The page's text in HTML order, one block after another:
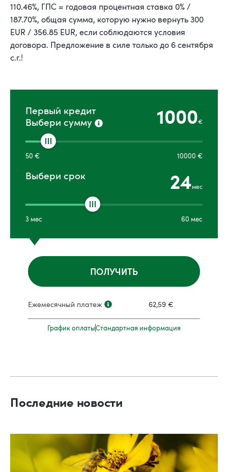
110.46%, ГПС = годовая процентная ставка 0% /
187.70%, общая сумма, которую нужно вернуть 300
EUR / 356.85 EUR, если соблюдаются условия
договора. Предложение в силе только до 6 сентября
с.г.!
Первый кредит
Выбери сумму
1000€
50 € 10000 €
Выбери срок 24мес
3 мес 60 мес
ПОЛУЧИТЬ
Ежемесячный платеж 62,59 €
График оплатыСтандартная информация
Последние новости